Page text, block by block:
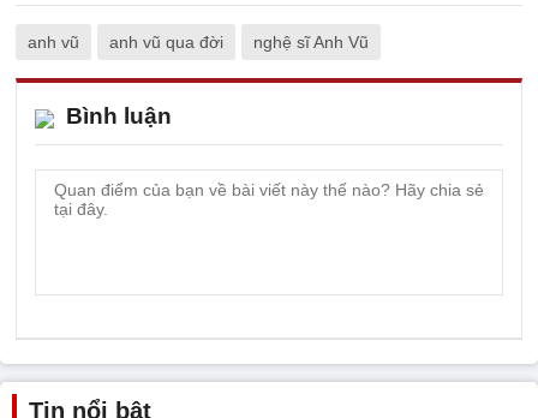
anh vũ anh vũ qua đời nghệ sĩ Anh Vũ
Bình luận
Tin nổi bật